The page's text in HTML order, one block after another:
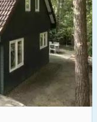
1100 +
3200